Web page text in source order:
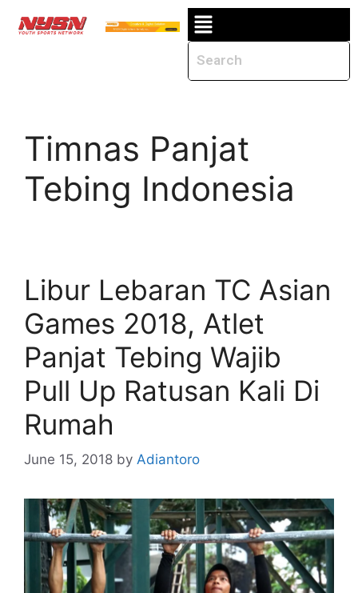
Timnas Panjat
Tebing Indonesia
Libur Lebaran TC Asian
Games 2018, Atlet
Panjat Tebing Wajib
Pull Up Ratusan Kali Di
Rumah
June 15, 2018 by Adiantoro